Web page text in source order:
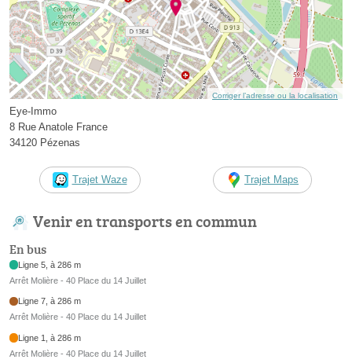
Corriger l’adresse ou la localisation
Eye-Immo
8 Rue Anatole France
34120 Pézenas
Trajet Waze Trajet Maps
Venir en transports en commun
En bus
Ligne 5, à 286 m
Arrêt Molière - 40 Place du 14 Juillet
Ligne 7, à 286 m
Arrêt Molière - 40 Place du 14 Juillet
Ligne 1, à 286 m
Arrêt Molière - 40 Place du 14 Juillet